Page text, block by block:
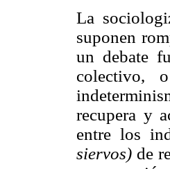
La
suponen
un debate
colectivo,
recupera y
entre los
siervos) de